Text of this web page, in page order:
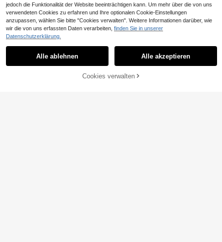
JETZT EINKAUFEN
jedoch die Funktionalität der Website beeinträchtigen kann. Um mehr über die von uns
verwendeten Cookies zu erfahren und Ihre optionalen Cookie-Einstellungen
anzupassen, wählen Sie bitte "Cookies verwalten". Weitere Informationen darüber, wie
wir die von uns erfassten Daten verarbeiten, finden Sie in unserer
Datenschutzerklärung.
Alle ablehnen Alle akzeptieren
Cookies verwalten